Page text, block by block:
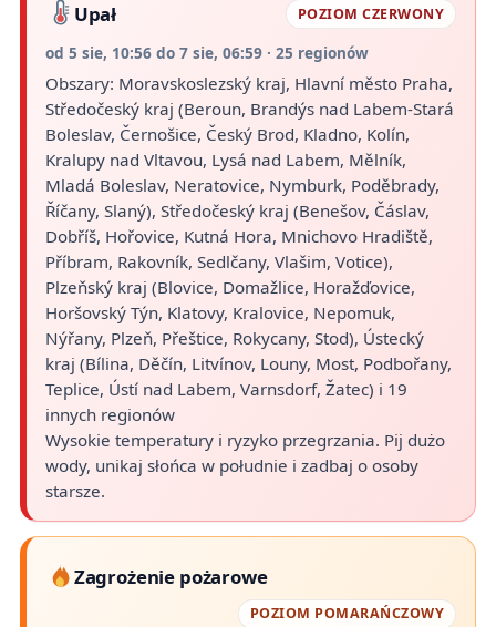
Upał POZIOM CZERWONY
od 5 sie, 10:56 do 7 sie, 06:59 · 25 regionów
Obszary: Moravskoslezský kraj, Hlavní město Praha,
Středočeský kraj (Beroun, Brandýs nad Labem-Stará
Boleslav, Černošice, Český Brod, Kladno, Kolín,
Kralupy nad Vltavou, Lysá nad Labem, Mělník,
Mladá Boleslav, Neratovice, Nymburk, Poděbrady,
Říčany, Slaný), Středočeský kraj (Benešov, Čáslav,
Dobříš, Hořovice, Kutná Hora, Mnichovo Hradiště,
Příbram, Rakovník, Sedlčany, Vlašim, Votice),
Plzeňský kraj (Blovice, Domažlice, Horažďovice,
Horšovský Týn, Klatovy, Kralovice, Nepomuk,
Nýřany, Plzeň, Přeštice, Rokycany, Stod), Ústecký
kraj (Bílina, Děčín, Litvínov, Louny, Most, Podbořany,
Teplice, Ústí nad Labem, Varnsdorf, Žatec) i 19
innych regionów
Wysokie temperatury i ryzyko przegrzania. Pij dużo
wody, unikaj słońca w południe i zadbaj o osoby
starsze.
Zagrożenie pożarowe
POZIOM POMARAŃCZOWY